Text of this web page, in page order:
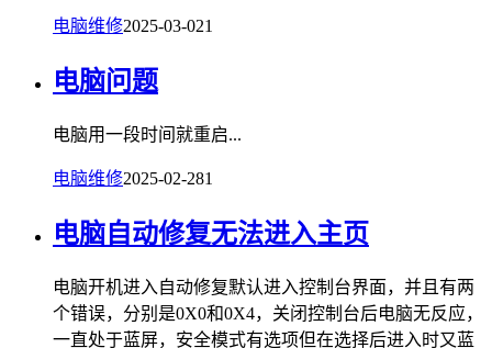
电脑维修2025-03-021
电脑问题
电脑用一段时间就重启...
电脑维修2025-02-281
电脑自动修复无法进入主页
电脑开机进入自动修复默认进入控制台界面，并且有两
个错误，分别是0X0和0X4，关闭控制台后电脑无反应，
一直处于蓝屏，安全模式有选项但在选择后进入时又蓝